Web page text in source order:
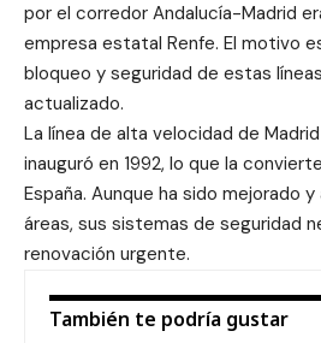
por el corredor Andalucía-Madrid
empresa estatal Renfe. El motivo
bloqueo y seguridad de estas
actualizado.
La línea de alta velocidad de
inauguró en 1992, lo que la
España. Aunque ha sido mejorado
áreas, sus sistemas de seguridad
renovación urgente.
También te podría gustar